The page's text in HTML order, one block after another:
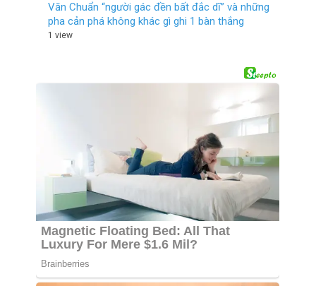
Văn Chuẩn “người gác đền bất đắc dĩ” và những
pha cản phá không khác gì ghi 1 bàn thắng
1 view